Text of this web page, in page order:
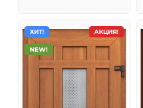
АКЦИЯ!
ХИТ!
NEW!